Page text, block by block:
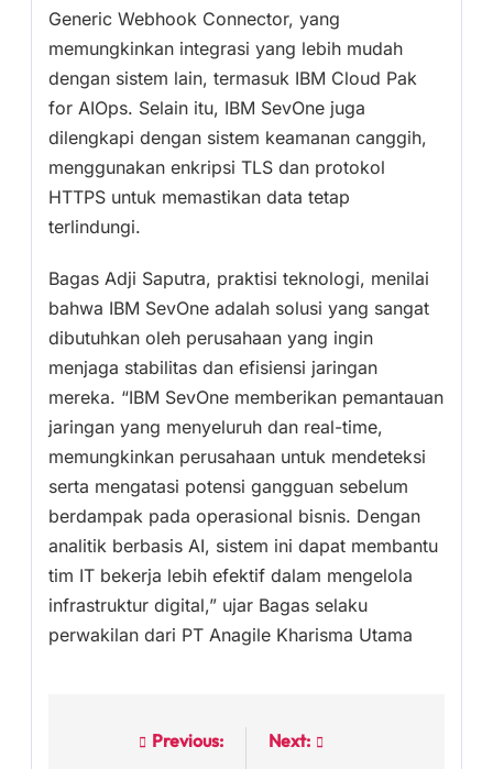
Generic Webhook Connector, yang
memungkinkan integrasi yang lebih mudah
dengan sistem lain, termasuk IBM Cloud Pak
for AIOps. Selain itu, IBM SevOne juga
dilengkapi dengan sistem keamanan canggih,
menggunakan enkripsi TLS dan protokol
HTTPS untuk memastikan data tetap
terlindungi.
Bagas Adji Saputra, praktisi teknologi, menilai
bahwa IBM SevOne adalah solusi yang sangat
dibutuhkan oleh perusahaan yang ingin
menjaga stabilitas dan efisiensi jaringan
mereka. “IBM SevOne memberikan pemantauan
jaringan yang menyeluruh dan real-time,
memungkinkan perusahaan untuk mendeteksi
serta mengatasi potensi gangguan sebelum
berdampak pada operasional bisnis. Dengan
analitik berbasis AI, sistem ini dapat membantu
tim IT bekerja lebih efektif dalam mengelola
infrastruktur digital,” ujar Bagas selaku
perwakilan dari PT Anagile Kharisma Utama
Previous:
Next: